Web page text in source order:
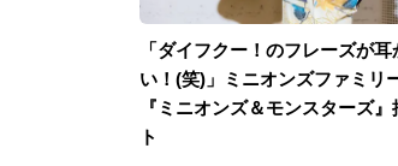
「ダイフクー！のフレーズが
い！(笑)」ミニオンズファミリ
『ミニオンズ＆モンスターズ
ト